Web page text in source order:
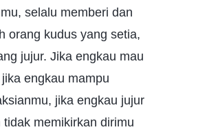
selalu memberi dan
orang kudus yang setia,
jujur. Jika engkau mau
engkau mampu
jika engkau jujur
memikirkan dirimu